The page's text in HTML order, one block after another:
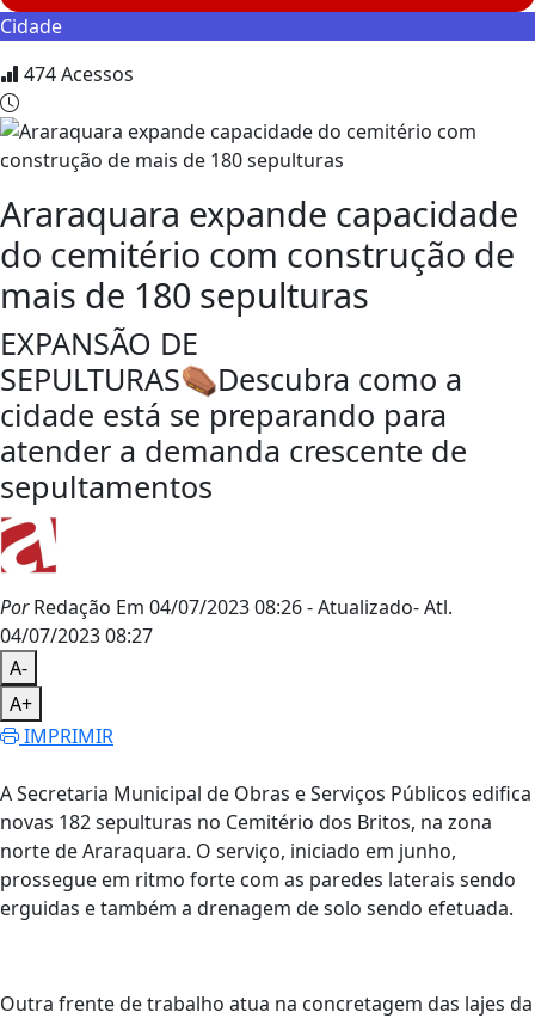
Cidade
474Acessos
Araraquara expande capacidade
do cemitério com construção de
mais de 180 sepulturas
EXPANSÃO DE
SEPULTURAS⚰️Descubra como a
cidade está se preparando para
atender a demanda crescente de
sepultamentos
PorRedação Em 04/07/2023 08:26- Atualizado- Atl.
04/07/2023 08:27
A-
A+
IMPRIMIR
A Secretaria Municipal de Obras e Serviços Públicos edifica
novas 182 sepulturas no Cemitério dos Britos, na zona
norte de Araraquara. O serviço, iniciado em junho,
prossegue em ritmo forte com as paredes laterais sendo
erguidas e também a drenagem de solo sendo efetuada.
Outra frente de trabalho atua na concretagem das lajes da